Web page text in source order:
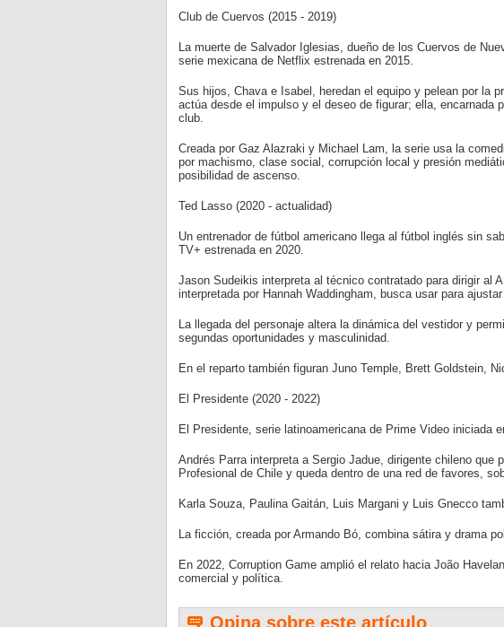
Club de Cuervos (2015 - 2019)
La muerte de Salvador Iglesias, dueño de los Cuervos de
serie mexicana de Netflix estrenada en 2015.
Sus hijos, Chava e Isabel, heredan el equipo y pelean por la
actúa desde el impulso y el deseo de figurar; ella, encarnada
club.
Creada por Gaz Alazraki y Michael Lam, la serie usa la
por machismo, clase social, corrupción local y presión
posibilidad de ascenso.
Ted Lasso (2020 - actualidad)
Un entrenador de fútbol americano llega al fútbol inglés sin
TV+ estrenada en 2020.
Jason Sudeikis interpreta al técnico contratado para dirigir al
interpretada por Hannah Waddingham, busca usar para
La llegada del personaje altera la dinámica del vestidor y
segundas oportunidades y masculinidad.
En el reparto también figuran Juno Temple, Brett Goldstein,
El Presidente (2020 - 2022)
El Presidente, serie latinoamericana de Prime Video iniciada
Andrés Parra interpreta a Sergio Jadue, dirigente chileno que
Profesional de Chile y queda dentro de una red de favores,
Karla Souza, Paulina Gaitán, Luis Margani y Luis Gnecco
La ficción, creada por Armando Bó, combina sátira y drama
En 2022, Corruption Game amplió el relato hacia João
comercial y política.
Opina sobre este artículo